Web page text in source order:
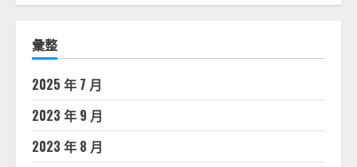
彙整
2025 年 7 月
2023 年 9 月
2023 年 8 月